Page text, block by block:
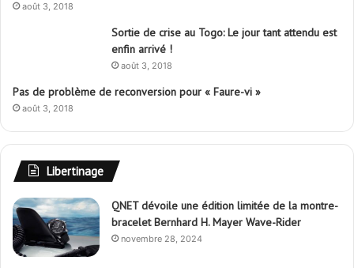
août 3, 2018
Sortie de crise au Togo: Le jour tant attendu est
enfin arrivé !
août 3, 2018
Pas de problème de reconversion pour « Faure-vi »
août 3, 2018
Libertinage
QNET dévoile une édition limitée de la montre-
bracelet Bernhard H. Mayer Wave-Rider
novembre 28, 2024